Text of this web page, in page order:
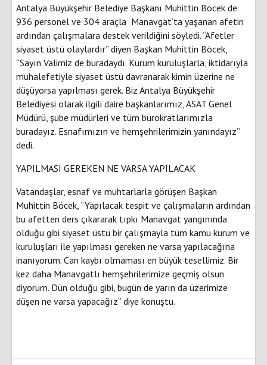
Antalya Büyükşehir Belediye Başkanı Muhittin Böcek de
936 personel ve 304 araçla Manavgat’ta yaşanan afetin
ardından çalışmalara destek verildiğini söyledi. “Afetler
siyaset üstü olaylardır” diyen Başkan Muhittin Böcek,
“Sayın Valimiz de buradaydı. Kurum kuruluşlarla, iktidarıyla
muhalefetiyle siyaset üstü davranarak kimin üzerine ne
düşüyorsa yapılması gerek. Biz Antalya Büyükşehir
Belediyesi olarak ilgili daire başkanlarımız, ASAT Genel
Müdürü, şube müdürleri ve tüm bürokratlarımızla
buradayız. Esnafımızın ve hemşehrilerimizin yanındayız”
dedi.
YAPILMASI GEREKEN NE VARSA YAPILACAK
Vatandaşlar, esnaf ve muhtarlarla görüşen Başkan
Muhittin Böcek, “Yapılacak tespit ve çalışmaların ardından
bu afetten ders çıkararak tıpkı Manavgat yangınında
olduğu gibi siyaset üstü bir çalışmayla tüm kamu kurum ve
kuruluşları ile yapılması gereken ne varsa yapılacağına
inanıyorum. Can kaybı olmaması en büyük tesellimiz. Bir
kez daha Manavgatlı hemşehrilerimize geçmiş olsun
diyorum. Dün olduğu gibi, bugün de yarın da üzerimize
düşen ne varsa yapacağız” diye konuştu.